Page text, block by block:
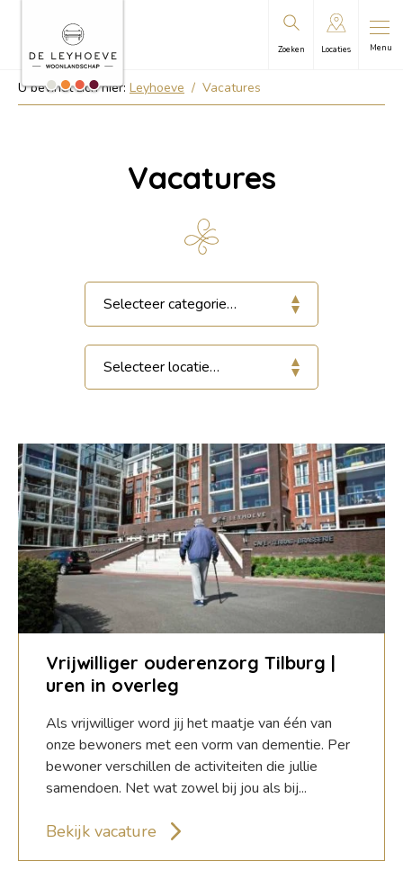
Zoeken Locaties Menu
U bevindt zich hier: Leyhoeve / Vacatures
Vacatures
Vrijwilliger ouderenzorg Tilburg |
uren in overleg
Als vrijwilliger word jij het maatje van één van
onze bewoners met een vorm van dementie. Per
bewoner verschillen de activiteiten die jullie
samendoen. Net wat zowel bij jou als bij...
Bekijk vacature